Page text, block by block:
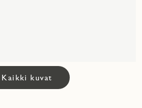
Kaikki kuvat